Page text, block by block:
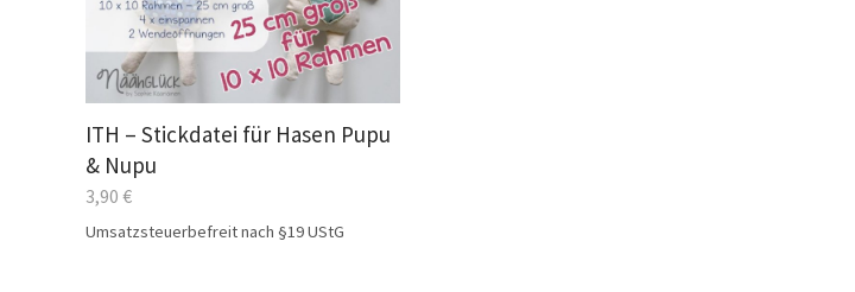
ITH – Stickdatei für Hasen Pupu
& Nupu
3,90 €
Umsatzsteuerbefreit nach §19 UStG